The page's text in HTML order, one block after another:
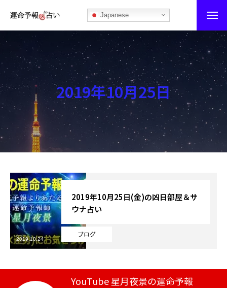
Japanese
運命予報占い
運命予報占いとは
あなたの所属部屋を探そう！
最恐の相性占い
秘伝公開！吉凶カレンダー
記事カテゴリー
ブログ
お知らせ
芸能界
テニス
2019年10月25日
ブログ
2019年10月25日(金)の凶日部屋＆サ
ウナ占い
2019.10.24
YouTube 星月夜景の運命予報